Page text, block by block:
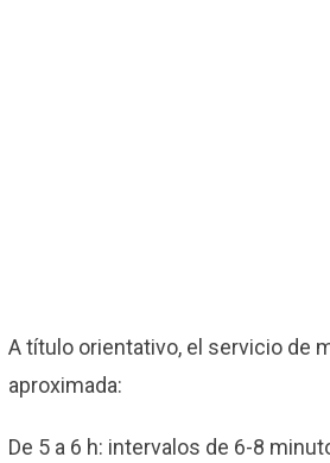
A título orientativo, el servicio de
aproximada:
De 5 a 6 h: intervalos de 6-8